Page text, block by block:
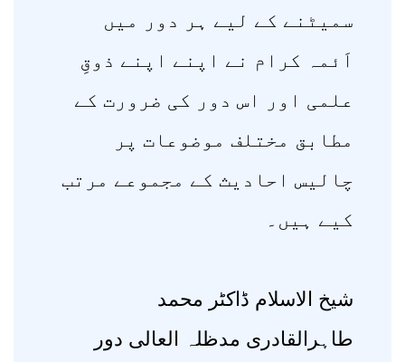
سمیٹنے کے لیے ہر دور میں
اَئمہ کرام نے اپنے اپنے ذوقِ
علمی اور اس دور کی ضرورت کے
مطابق مختلف موضوعات پر
چالیس احادیث کے مجموعے مرتب
کیے ہیں۔
شیخ الاسلام ڈاکٹر محمد
طاہرالقادری مدظلہ العالی دور